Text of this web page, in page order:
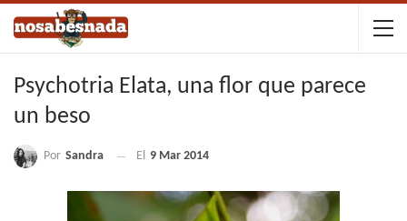
Psychotria Elata, una flor que parece
un beso
Por Sandra El 9 Mar 2014